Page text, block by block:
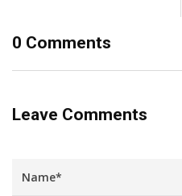
0 Comments
Leave Comments